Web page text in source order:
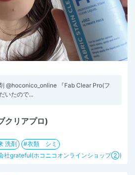
@hoconico_online 『Fab Clear Pro(フ
いたので...
クリアプロ)
洗剤
衣類 シミ
社grateful(ホコニコオンラインショップ②)